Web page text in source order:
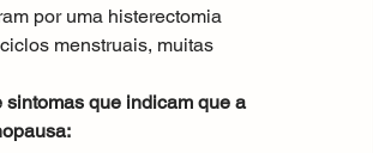
por uma histerectomia
menstruais, muitas
que indicam que a